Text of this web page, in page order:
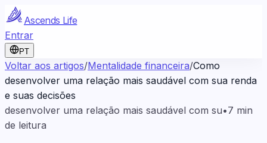
Ascends Life
Entrar
PT
Voltar aos artigos/Mentalidade financeira/Como
desenvolver uma relação mais saudável com sua renda
e suas decisões
desenvolver uma relação mais saudável com su•7 min
de leitura